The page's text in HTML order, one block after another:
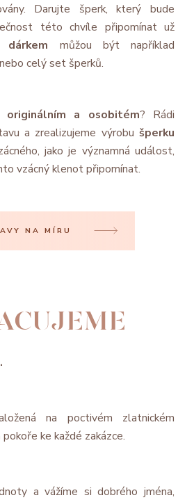
Darujte šperk, který bude
této chvíle připomínat už
dárkem můžou být například
celý set šperků.
originálním a osobitém? Rádi
a zrealizujeme výrobu šperku
jako je významná událost,
vzácný klenot připomínat.
NA MÍRU
na poctivém zlatnickém
ke každé zakázce.
a vážíme si dobrého jména,